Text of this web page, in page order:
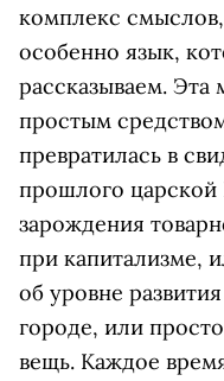
комплекс
особенно язык,
рассказываем.
простым
превратилась в
прошлого царской
зарождения
при капитализме,
об уровне
городе, или
вещь. Каждое